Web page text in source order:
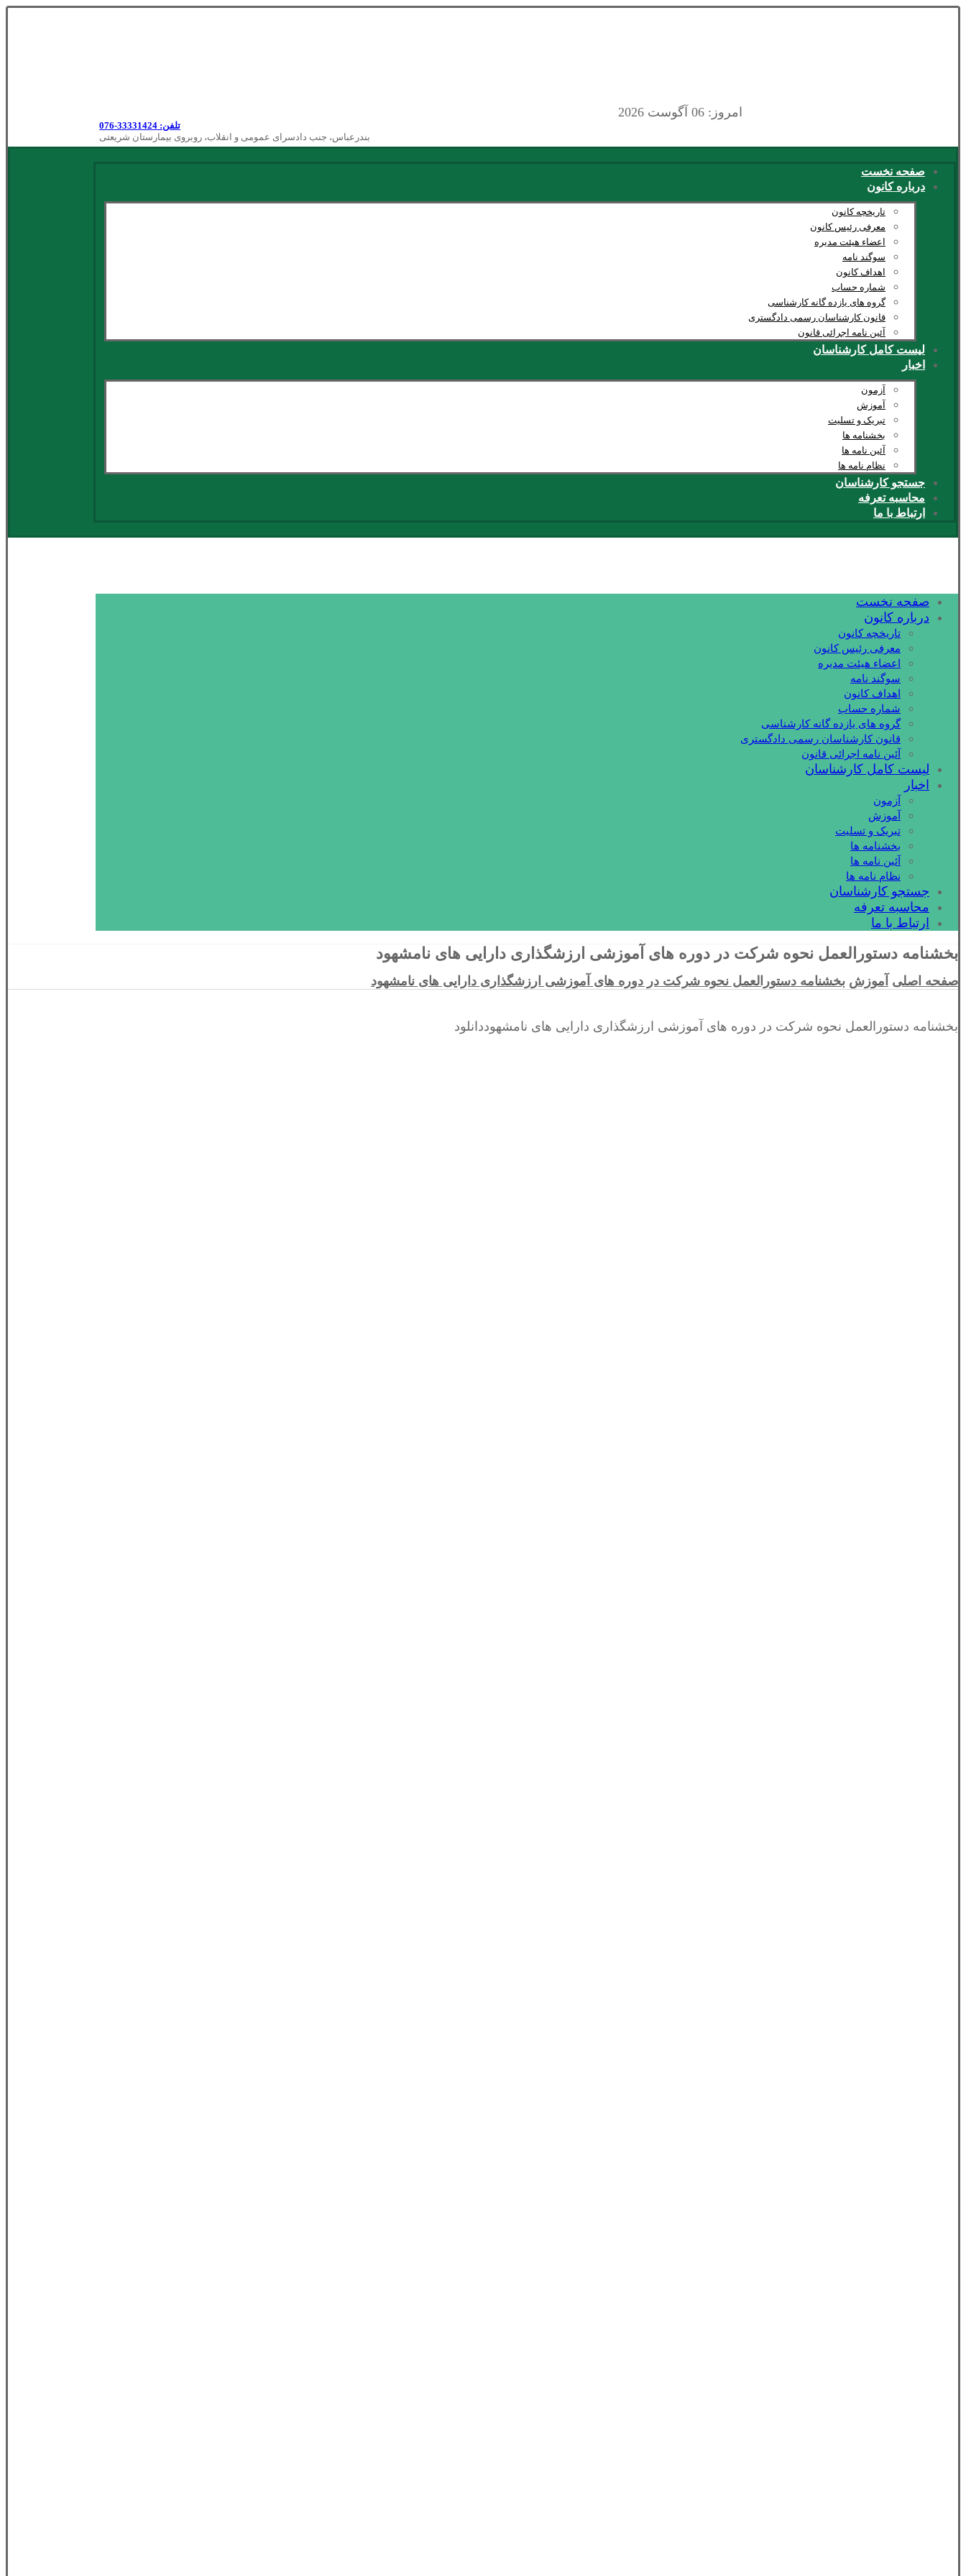
امروز: 06 آگوست 2026
تلفن: 33331424-076
بندرعباس، جنب دادسرای عمومی و انقلاب، روبروی بیمارستان شریعتی
صفحه نخست
درباره کانون
تاریخچه کانون
معرفی رئیس کانون
اعضاء هیئت مدیره
سوگند نامه
اهداف کانون
شماره حساب
گروه های یازده گانه کارشناسی
قانون کارشناسان رسمی دادگستری
آئین نامه اجرائی قانون
لیست کامل کارشناسان
اخبار
آزمون
آموزش
تبریک و تسلیت
بخشنامه ها
آئین نامه ها
نظام نامه ها
جستجو کارشناسان
محاسبه تعرفه
ارتباط با ما
صفحه نخست
درباره کانون
تاریخچه کانون
معرفی رئیس کانون
اعضاء هیئت مدیره
سوگند نامه
اهداف کانون
شماره حساب
گروه های یازده گانه کارشناسی
قانون کارشناسان رسمی دادگستری
آئین نامه اجرائی قانون
لیست کامل کارشناسان
اخبار
آزمون
آموزش
تبریک و تسلیت
بخشنامه ها
آئین نامه ها
نظام نامه ها
جستجو کارشناسان
محاسبه تعرفه
ارتباط با ما
بخشنامه دستورالعمل نحوه شرکت در دوره های آموزشی ارزشگذاری دارایی های نامشهود
صفحه اصلی آموزش بخشنامه دستورالعمل نحوه شرکت در دوره های آموزشی ارزشگذاری دارایی های نامشهود
بخشنامه دستورالعمل نحوه شرکت در دوره های آموزشی ارزشگذاری دارایی های نامشهوددانلود